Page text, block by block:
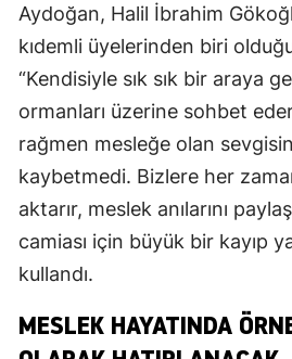
Aydoğan, Halil İbrahim
kıdemli üyelerinden biri
“Kendisiyle sık sık bir araya
ormanları üzerine sohbet
rağmen mesleğe olan
kaybetmedi. Bizlere her
aktarır, meslek anılarını
camiası için büyük bir kayıp
kullandı.
MESLEK HAYATINDA